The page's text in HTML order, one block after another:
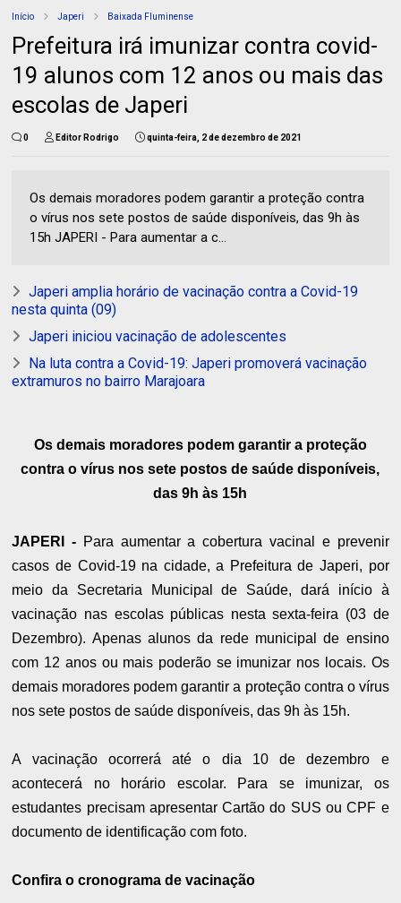
Início Japeri Baixada Fluminense
Prefeitura irá imunizar contra covid-
19 alunos com 12 anos ou mais das
escolas de Japeri
0 Editor Rodrigo quinta-feira, 2 de dezembro de 2021
Os demais moradores podem garantir a proteção contra
o vírus nos sete postos de saúde disponíveis, das 9h às
15h JAPERI - Para aumentar a c...
Japeri amplia horário de vacinação contra a Covid-19
nesta quinta (09)
Japeri iniciou vacinação de adolescentes
Na luta contra a Covid-19: Japeri promoverá vacinação
extramuros no bairro Marajoara
Os demais moradores podem garantir a proteção
contra o vírus nos sete postos de saúde disponíveis,
das 9h às 15h
JAPERI - Para aumentar a cobertura vacinal e prevenir
casos de Covid-19 na cidade, a Prefeitura de Japeri, por
meio da Secretaria Municipal de Saúde, dará início à
vacinação nas escolas públicas nesta sexta-feira (03 de
Dezembro). Apenas alunos da rede municipal de ensino
com 12 anos ou mais poderão se imunizar nos locais. Os
demais moradores podem garantir a proteção contra o vírus
nos sete postos de saúde disponíveis, das 9h às 15h.
A vacinação ocorrerá até o dia 10 de dezembro e
acontecerá no horário escolar. Para se imunizar, os
estudantes precisam apresentar Cartão do SUS ou CPF e
documento de identificação com foto.
Confira o cronograma de vacinação